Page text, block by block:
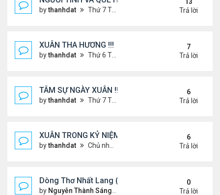
bythanhdat Thứ 7 Tháng 7 13, 2024 12:55 pm
Trả lời
XUÂN THA HƯƠNG !!!
bythanhdat Thứ 6 Tháng 1 24, 2025 2:26 am
7
Trả lời
TÂM SỰ NGÀY XUÂN !!!
bythanhdat Thứ 7 Tháng 1 25, 2025 10:28 am
6
Trả lời
XUÂN TRONG KỶ NIỆM !!!
bythanhdat Chủ nhật Tháng 1 19, 2025 9:05 am
6
Trả lời
Dòng Thơ Nhất Lang (Nguyễn Thành Sáng) - 1
by Nguyễn Thành Sáng Thứ 6 Tháng 1 24, 2025 9:09
0
Trả lời